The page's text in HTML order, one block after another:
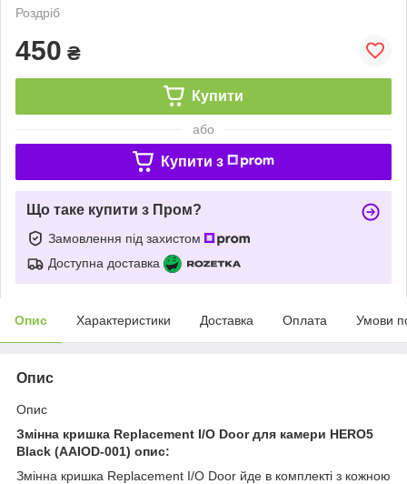
Роздріб
450 ₴
Купити
або
Купити з
Що таке купити з Пром?
Замовлення під захистом
Доступна доставка
Опис Характеристики Доставка Оплата Умови
Опис
Опис
Змінна кришка Replacement I/O Door для камери HERO5
Black (AAIOD-001) опис:
Змінна кришка Replacement I/O Door йде в комплекті з кожною